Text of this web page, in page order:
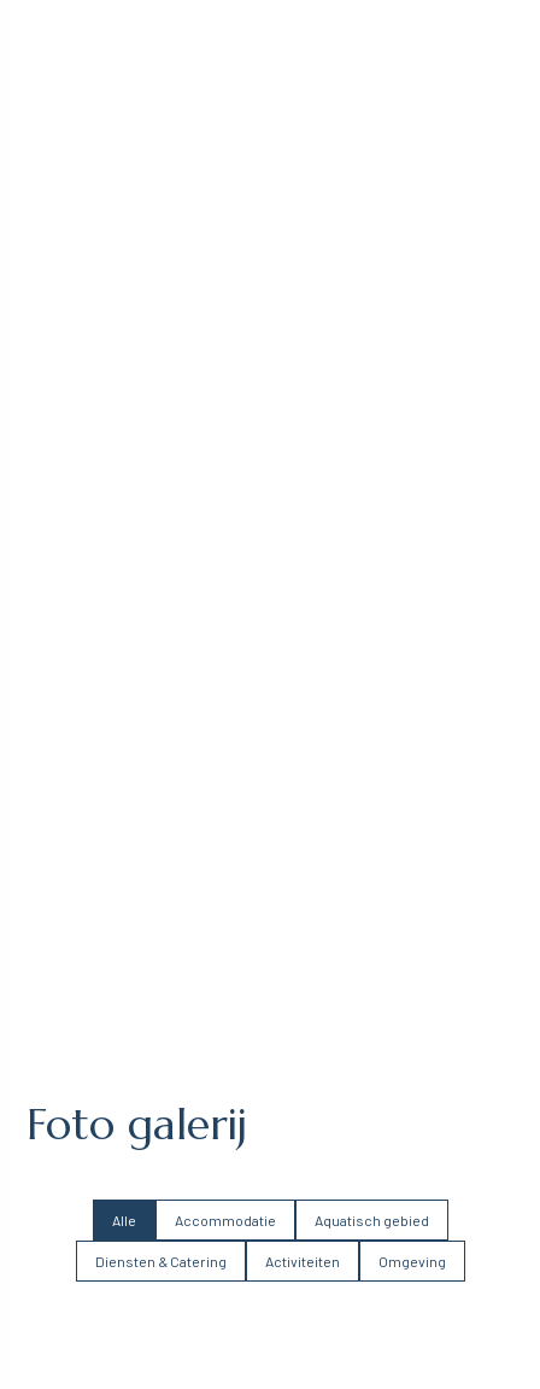
Foto galerij
Alle Accommodatie Aquatisch gebied
Diensten & Catering Activiteiten Omgeving